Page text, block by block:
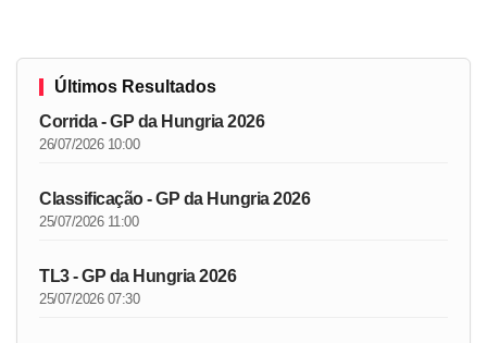
Últimos Resultados
Corrida - GP da Hungria 2026
26/07/2026 10:00
Classificação - GP da Hungria 2026
25/07/2026 11:00
TL3 - GP da Hungria 2026
25/07/2026 07:30